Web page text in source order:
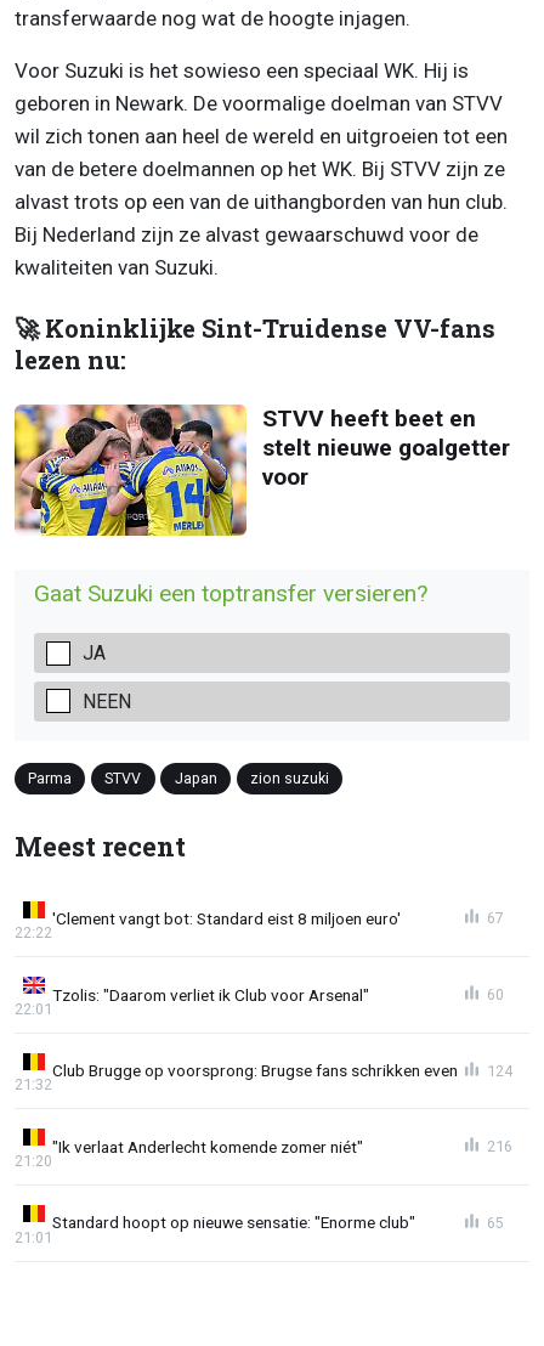
transferwaarde nog wat de hoogte injagen.
Voor Suzuki is het sowieso een speciaal WK. Hij is
geboren in Newark. De voormalige doelman van STVV
wil zich tonen aan heel de wereld en uitgroeien tot een
van de betere doelmannen op het WK. Bij STVV zijn ze
alvast trots op een van de uithangborden van hun club.
Bij Nederland zijn ze alvast gewaarschuwd voor de
kwaliteiten van Suzuki.
🚀 Koninklijke Sint-Truidense VV-fans
lezen nu:
STVV heeft beet en
stelt nieuwe goalgetter
voor
Gaat Suzuki een toptransfer versieren?
JA
NEEN
Parma STVV Japan zion suzuki
Meest recent
'Clement vangt bot: Standard eist 8 miljoen euro'
22:22
67
Tzolis: "Daarom verliet ik Club voor Arsenal"
22:01
60
Club Brugge op voorsprong: Brugse fans schrikken even
21:32
124
"Ik verlaat Anderlecht komende zomer niét"
21:20
216
Standard hoopt op nieuwe sensatie: "Enorme club"
21:01
65